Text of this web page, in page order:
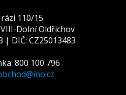
110/15
Dolní Oldřichov
| DIČ: CZ25013483
800 100 796